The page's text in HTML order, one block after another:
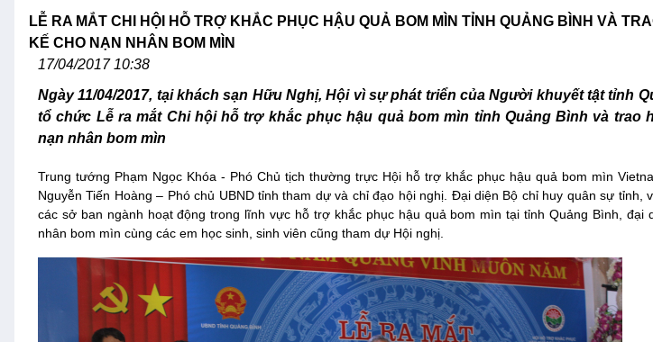
LỄ RA MẮT CHI HỘI HỖ TRỢ KHẮC PHỤC HẬU QUẢ BOM MÌN TỈNH QUẢNG BÌNH VÀ
KẾ CHO NẠN NHÂN BOM MÌN
17/04/2017 10:38
Ngày 11/04/2017, tại khách sạn Hữu Nghị, Hội vì sự phát triển của Người khuyết tật tỉnh
tổ chức Lễ ra mắt Chi hội hỗ trợ khắc phục hậu quả bom mìn tỉnh Quảng Bình và trao
nạn nhân bom mìn
Trung tướng Phạm Ngọc Khóa - Phó Chủ tịch thường trực Hội hỗ trợ khắc phục hậu quả bom mìn
Nguyễn Tiến Hoàng – Phó chủ UBND tỉnh tham dự và chỉ đạo hội nghị. Đại diện Bộ chỉ huy quân sự tỉnh,
các sở ban ngành hoạt động trong lĩnh vực hỗ trợ khắc phục hậu quả bom mìn tại tỉnh Quảng Bình, đại
nhân bom mìn cùng các em học sinh, sinh viên cũng tham dự Hội nghị.